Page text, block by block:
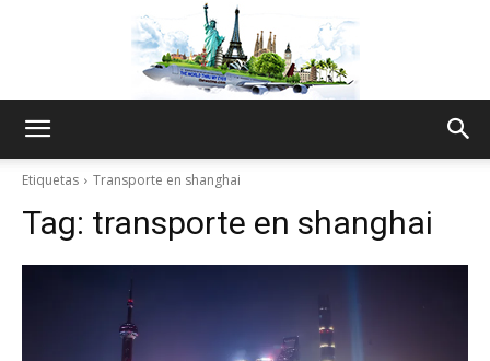
Thru
Etiquetas Transporte en shanghai
Tag: transporte en shanghai